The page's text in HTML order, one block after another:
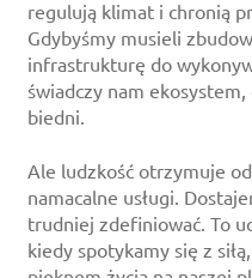
regulują klimat i chronią
Gdybyśmy musieli
infrastrukturę do
świadczy nam
biedni.
Ale ludzkość otrzymuje
namacalne usługi.
trudniej zdefiniować. To
kiedy spotykamy się z